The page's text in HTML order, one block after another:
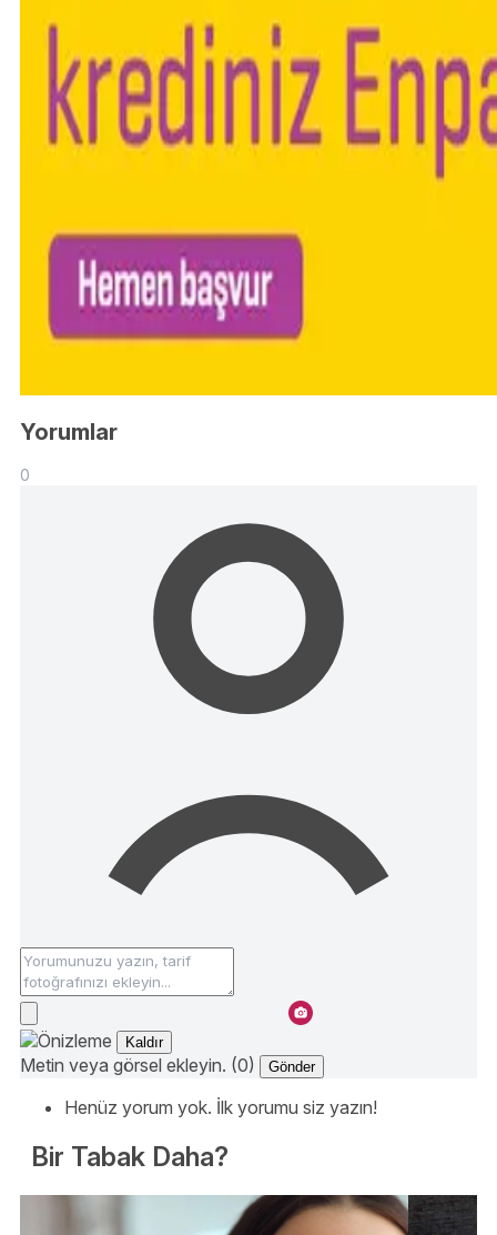
Yorumlar
0
Kaldır
Metin veya görsel ekleyin. (0) Gönder
Henüz yorum yok. İlk yorumu siz yazın!
Bir Tabak Daha?